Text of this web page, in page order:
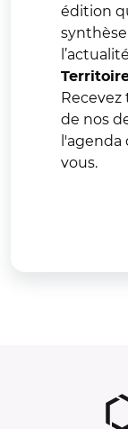
édition
Recevez
de nos
vous.